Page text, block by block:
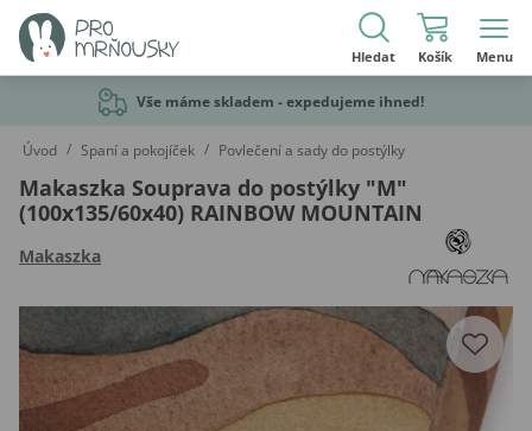
Hledat Košík Menu
Vše máme skladem - expedujeme ihned!
Úvod / Spaní a pokojíček / Povlečení a sady do postýlky
Makaszka Souprava do postýlky "M"
(100x135/60x40) RAINBOW MOUNTAIN
Makaszka